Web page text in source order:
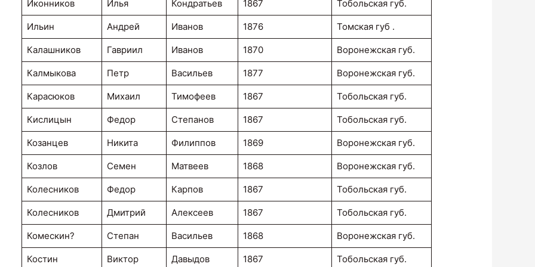
Иконников Илья Кондратьев 1867 Тобольская губ.
Ильин Андрей Иванов 1876 Томская губ .
Калашников Гавриил Иванов 1870 Воронежская губ.
Калмыкова Петр Васильев 1877 Воронежская губ.
Карасюков Михаил Тимофеев 1867 Тобольская губ.
Кислицын Федор Степанов 1867 Тобольская губ.
Козанцев Никита Филиппов 1869 Воронежская губ.
Козлов Семен Матвеев 1868 Воронежская губ.
Колесников Федор Карпов 1867 Тобольская губ.
Колесников Дмитрий Алексеев 1867 Тобольская губ.
Комескин? Степан Васильев 1868 Воронежская губ.
Костин Виктор Давыдов 1867 Тобольская губ.